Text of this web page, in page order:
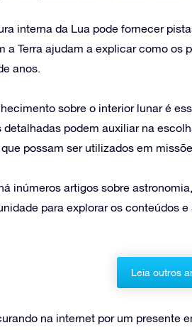
interna da Lua pode fornecer
a Terra ajudam a explicar como os
anos.
sobre o interior lunar é
detalhadas podem auxiliar na
possam ser utilizados em
inúmeros artigos sobre
para explorar os conteúdos
Leia outros
na internet por um presente